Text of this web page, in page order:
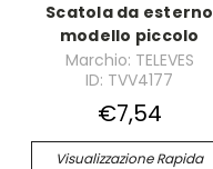
Scatola da esterno
modello piccolo
Marchio: TELEVES
ID: TVV4177
€7,54
Visualizzazione Rapida